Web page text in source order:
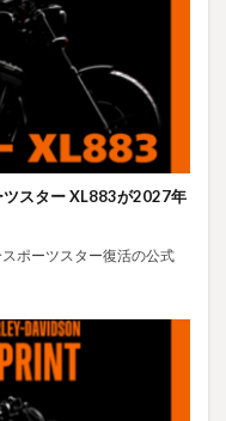
ツスター XL883が2027年
ポーツスター復活の公式